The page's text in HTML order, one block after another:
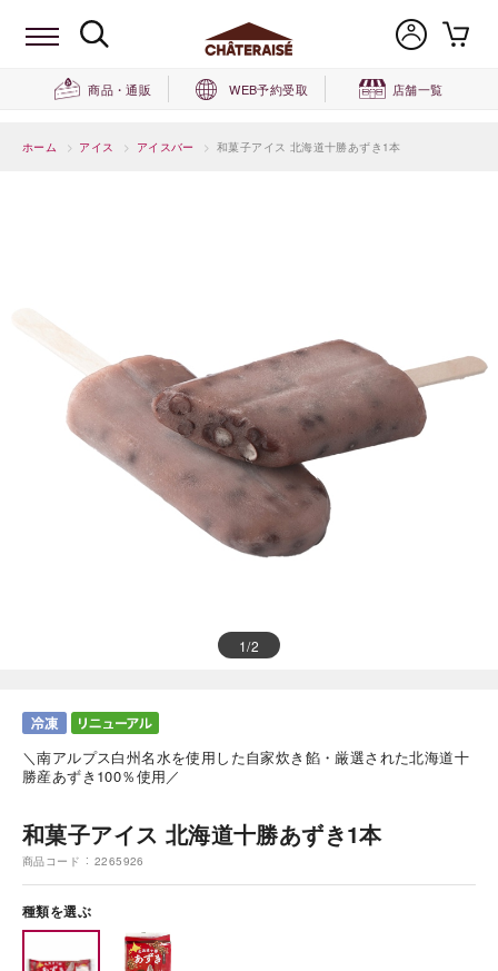
商品・通販 WEB予約受取 店舗一覧
ホーム > アイス > アイスバー > 和菓子アイス 北海道十勝あずき1本
1/2
＼南アルプス白州名水を使用した自家炊き餡・厳選された北海道十
勝産あずき100％使用／
和菓子アイス 北海道十勝あずき1本
商品コード 2265926
種類を選ぶ